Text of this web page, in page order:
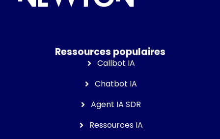
Ressources populaires
Callbot IA
Chatbot IA
Agent IA SDR
Ressources IA